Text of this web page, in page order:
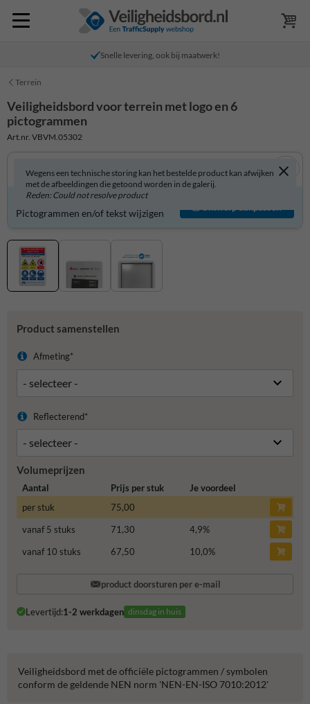
Snelle levering, ook bij maatwerk!
Terrein
Veiligheidsbord voor terrein met logo en 6
pictogrammen
Art.nr. VBVM.05302
Wegens een technische storing kan het bestelde product kan afwijken
met de afbeeldingen die getoond worden in de galerij.
Reden: Could not resolve product
Veiligheidsbord zelf aanpassen?
Pictogrammen en/of tekst wijzigen
Ontwerp aanpassen
Product samenstellen
Afmeting*
Reflecterend*
Volumeprijzen
Aantal Prijs per stuk
Je voordeel
per stuk
75,00
vanaf 5 stuks
71,30 4,9%
vanaf 10 stuks
67,50 10,0%
product doorsturen per e-mail
Levertijd:1-2 werkdagen dinsdag in huis
Veiligheidsbord met de officiële pictogrammen / symbolen
conform de geldende NEN norm 'NEN-EN-ISO 7010:2012'